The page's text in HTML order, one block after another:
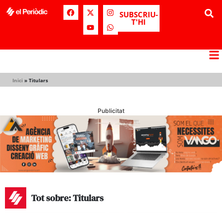
SUBSCRIU-
T'HI
Inici » Titulars
Publicitat
Tot sobre: Titulars